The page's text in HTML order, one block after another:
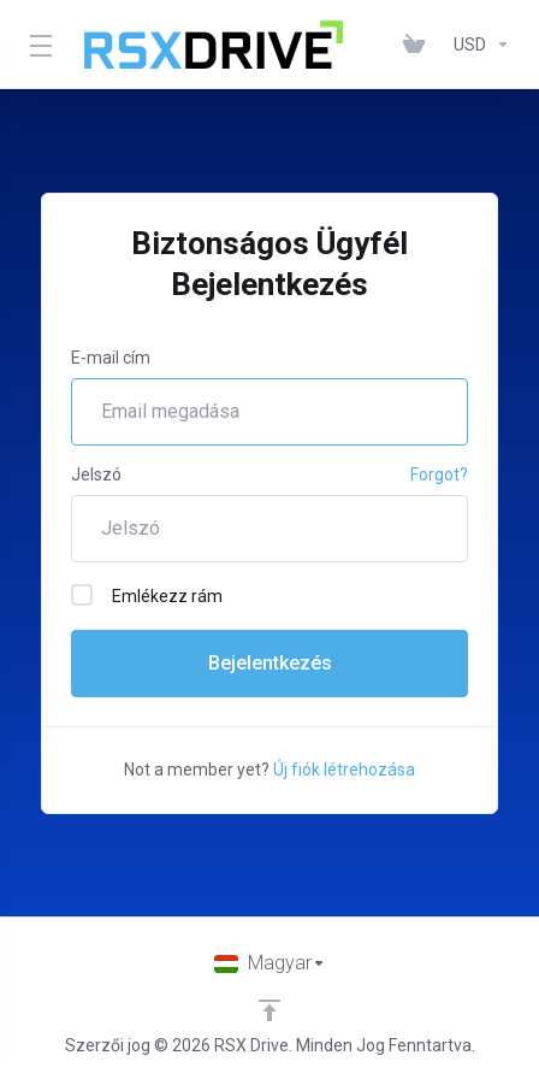
USD
Biztonságos Ügyfél
Bejelentkezés
E-mail cím
Jelszó Forgot?
Emlékezz rám
Bejelentkezés
Not a member yet? Új fiók létrehozása
Szerzői jog © 2026 RSX Drive. Minden Jog Fenntartva.
Magyar